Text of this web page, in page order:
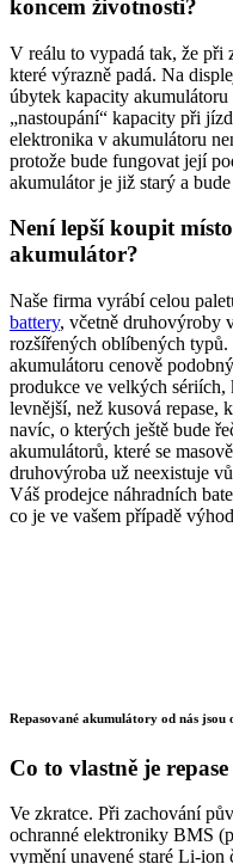
koncem životnosti?
V reálu to vypadá tak, že při
které výrazně padá. Na
úbytek kapacity
„nastoupání“ kapacity při
elektronika v akumulátoru
protože bude fungovat její
akumulátor je již starý a
Není lepší koupit
akumulátor?
Naše firma vyrábí celou
battery, včetně druhovýroby
rozšířených oblíbených
akumulátoru cenově
produkce ve velkých sériích,
levnější, než kusová repase,
navíc, o kterých ještě bude
akumulátorů, které se
druhovýroba už neexistuje
Váš prodejce náhradních
co je ve vašem případě
Repasované akumulátory od nás jsou
Co to vlastně je
Ve zkratce. Při zachování
ochranné elektroniky BMS
vymění unavené staré Li-ion